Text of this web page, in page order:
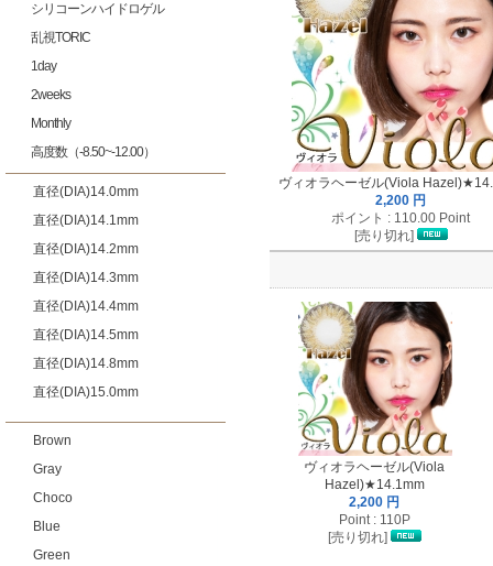
シリコーンハイドロゲル
乱視TORIC
1day
2weeks
Monthly
高度数（-8.50~-12.00）
直径(DIA)14.0mm
直径(DIA)14.1mm
直径(DIA)14.2mm
直径(DIA)14.3mm
直径(DIA)14.4mm
直径(DIA)14.5mm
直径(DIA)14.8mm
直径(DIA)15.0mm
Brown
Gray
Choco
Blue
Green
ヴィオラヘーゼル(Viola
2,200 円
ポイント : 110.00 Point
[売り切れ]
ヴィオラヘーゼル(Viola
Hazel)★14.1mm
2,200 円
Point : 110P
[売り切れ]